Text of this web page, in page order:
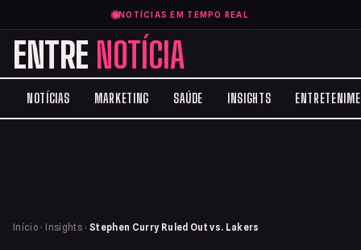
NOTÍCIAS EM TEMPO REAL
ENTRE NOTÍCIA
NOTÍCIAS MARKETING SAÚDE INSIGHTS
Início › Insights › Stephen Curry Ruled Out vs. Lakers